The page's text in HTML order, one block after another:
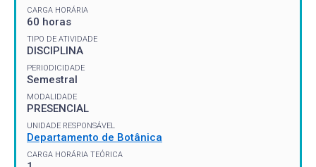
CARGA HORÁRIA
60 horas
TIPO DE ATIVIDADE
DISCIPLINA
PERIODICIDADE
Semestral
MODALIDADE
PRESENCIAL
UNIDADE RESPONSÁVEL
Departamento de Botânica
CARGA HORÁRIA TEÓRICA